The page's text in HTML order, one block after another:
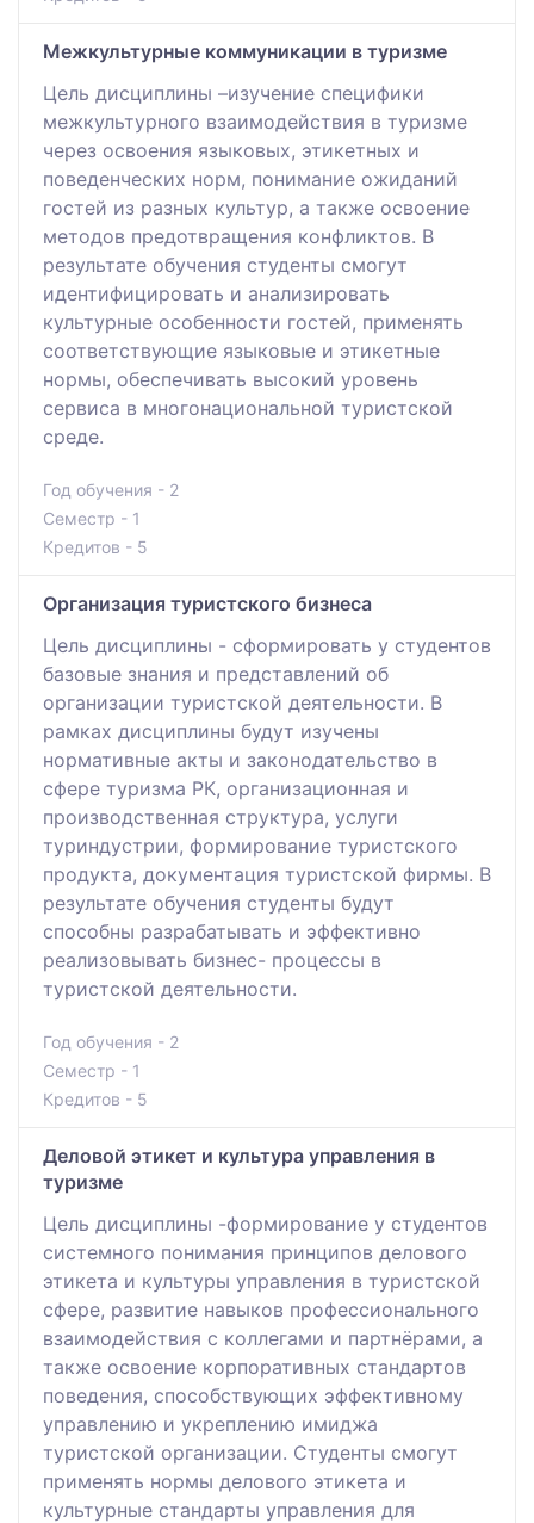
Межкультурные коммуникации в туризме
Цель дисциплины –изучение специфики
межкультурного взаимодействия в туризме
через освоения языковых, этикетных и
поведенческих норм, понимание ожиданий
гостей из разных культур, а также освоение
методов предотвращения конфликтов. В
результате обучения студенты смогут
идентифицировать и анализировать
культурные особенности гостей, применять
соответствующие языковые и этикетные
нормы, обеспечивать высокий уровень
сервиса в многонациональной туристской
среде.
Год обучения - 2
Семестр - 1
Кредитов - 5
Организация туристского бизнеса
Цель дисциплины - сформировать у студентов
базовые знания и представлений об
организации туристской деятельности. В
рамках дисциплины будут изучены
нормативные акты и законодательство в
сфере туризма РК, организационная и
производственная структура, услуги
туриндустрии, формирование туристского
продукта, документация туристской фирмы. В
результате обучения студенты будут
способны разрабатывать и эффективно
реализовывать бизнес- процессы в
туристской деятельности.
Год обучения - 2
Семестр - 1
Кредитов - 5
Деловой этикет и культура управления в
туризме
Цель дисциплины -формирование у студентов
системного понимания принципов делового
этикета и культуры управления в туристской
сфере, развитие навыков профессионального
взаимодействия с коллегами и партнёрами, а
также освоение корпоративных стандартов
поведения, способствующих эффективному
управлению и укреплению имиджа
туристской организации. Студенты смогут
применять нормы делового этикета и
культурные стандарты управления для